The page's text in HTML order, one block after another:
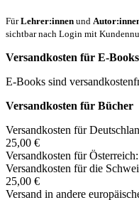
FürLehrer:innen und
sichtbar nach Login mit
Versandkosten für E-Books
E-Books sind
Versandkosten für Bücher
Versandkosten für
25,00 €
Versandkosten für
Versandkosten für die
25,00 €
Versand in andere